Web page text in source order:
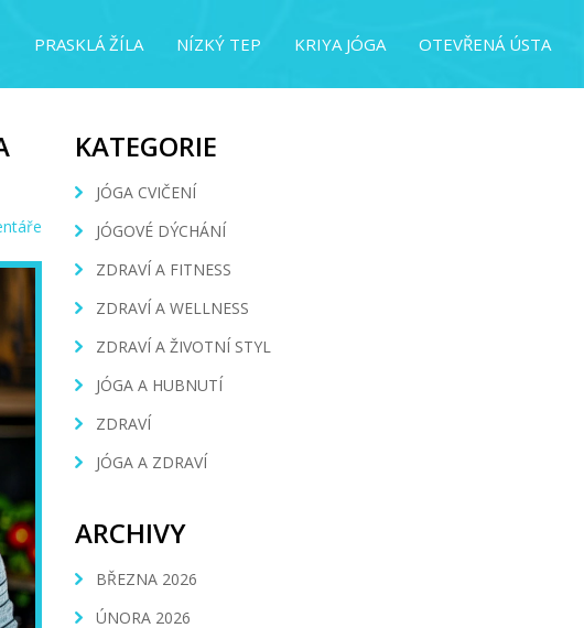
PRASKLÁ ŽÍLA NÍZKÝ TEP KRIYA JÓGA OTEVŘENÁ ÚSTA
KATEGORIE
JÓGA CVIČENÍ
JÓGOVÉ DÝCHÁNÍ
ZDRAVÍ A FITNESS
ZDRAVÍ A WELLNESS
ZDRAVÍ A ŽIVOTNÍ STYL
JÓGA A HUBNUTÍ
ZDRAVÍ
JÓGA A ZDRAVÍ
ARCHIVY
BŘEZNA 2026
ÚNORA 2026